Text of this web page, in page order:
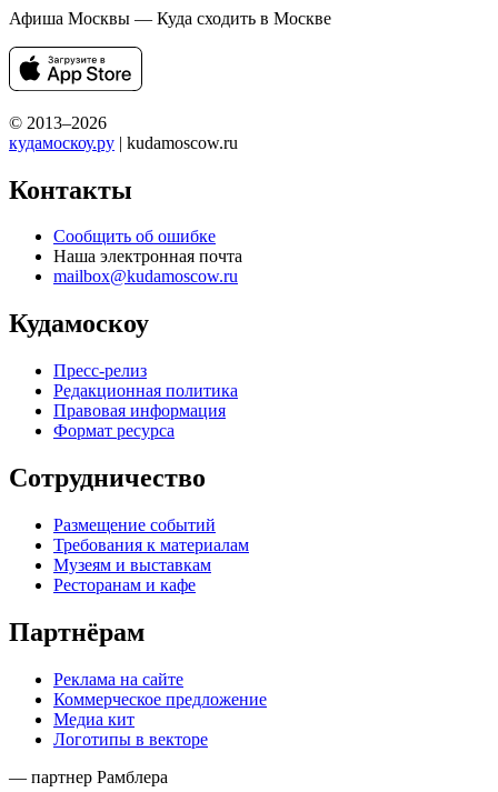
Афиша Москвы — Куда сходить в Москве
© 2013–2026
кудамоскоу.ру | kudamoscow.ru
Контакты
Сообщить об ошибке
Наша электронная почта
mailbox@kudamoscow.ru
Кудамоскоу
Пресс-релиз
Редакционная политика
Правовая информация
Формат ресурса
Сотрудничество
Размещение событий
Требования к материалам
Музеям и выставкам
Ресторанам и кафе
Партнёрам
Реклама на сайте
Коммерческое предложение
Медиа кит
Логотипы в векторе
— партнер Рамблера